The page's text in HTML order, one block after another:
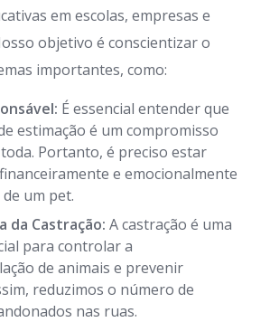
em escolas, empresas e
objetivo é conscientizar o
importantes, como:
É essencial entender que
estimação é um compromisso
Portanto, é preciso estar
e emocionalmente
um pet.
da Castração: A castração é uma
para controlar a
de animais e prevenir
reduzimos o número de
nas ruas.